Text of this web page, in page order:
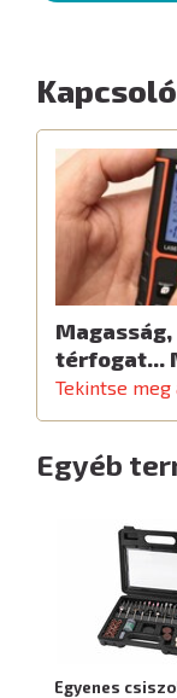
térfogat...
Tekintse meg
Egyéb
Egyenes